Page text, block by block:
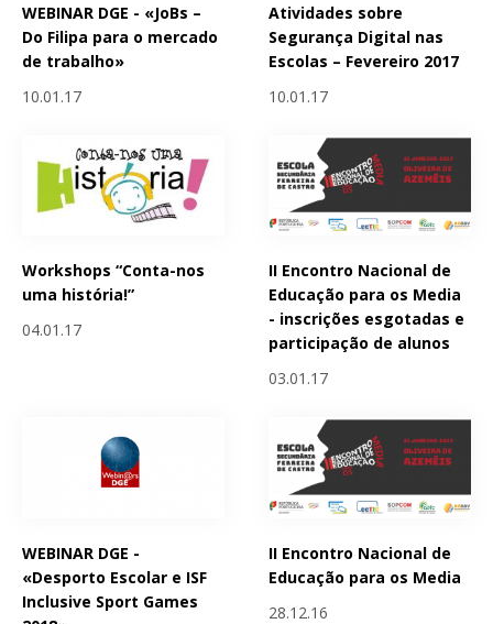
WEBINAR DGE - «JoBs –
Do Filipa para o mercado
de trabalho»
10.01.17
Atividades sobre
Segurança Digital nas
Escolas – Fevereiro 2017
10.01.17
Workshops “Conta-nos
uma história!”
04.01.17
II Encontro Nacional de
Educação para os Media
- inscrições esgotadas e
participação de alunos
03.01.17
WEBINAR DGE -
«Desporto Escolar e ISF
Inclusive Sport Games
II Encontro Nacional de
Educação para os Media
28.12.16